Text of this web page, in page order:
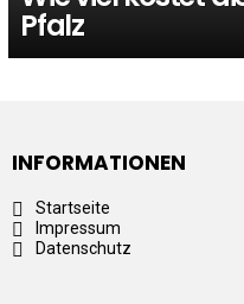
Pfalz
INFORMATIONEN
Startseite
Impressum
Datenschutz